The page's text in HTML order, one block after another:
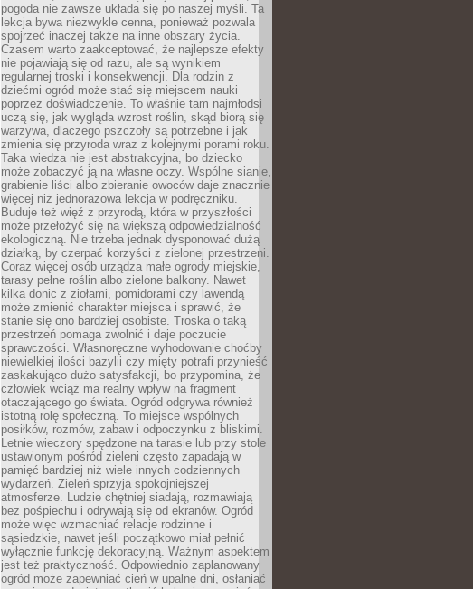
pogoda nie zawsze układa się po naszej myśli. Ta
lekcja bywa niezwykle cenna, ponieważ pozwala
spojrzeć inaczej także na inne obszary życia.
Czasem warto zaakceptować, że najlepsze efekty
nie pojawiają się od razu, ale są wynikiem
regularnej troski i konsekwencji. Dla rodzin z
dziećmi ogród może stać się miejscem nauki
poprzez doświadczenie. To właśnie tam najmłodsi
uczą się, jak wygląda wzrost roślin, skąd biorą się
warzywa, dlaczego pszczoły są potrzebne i jak
zmienia się przyroda wraz z kolejnymi porami roku.
Taka wiedza nie jest abstrakcyjna, bo dziecko
może zobaczyć ją na własne oczy. Wspólne sianie,
grabienie liści albo zbieranie owoców daje znacznie
więcej niż jednorazowa lekcja w podręczniku.
Buduje też więź z przyrodą, która w przyszłości
może przełożyć się na większą odpowiedzialność
ekologiczną. Nie trzeba jednak dysponować dużą
działką, by czerpać korzyści z zielonej przestrzeni.
Coraz więcej osób urządza małe ogrody miejskie,
tarasy pełne roślin albo zielone balkony. Nawet
kilka donic z ziołami, pomidorami czy lawendą
może zmienić charakter miejsca i sprawić, że
stanie się ono bardziej osobiste. Troska o taką
przestrzeń pomaga zwolnić i daje poczucie
sprawczości. Własnoręczne wyhodowanie choćby
niewielkiej ilości bazylii czy mięty potrafi przynieść
zaskakująco dużo satysfakcji, bo przypomina, że
człowiek wciąż ma realny wpływ na fragment
otaczającego go świata. Ogród odgrywa również
istotną rolę społeczną. To miejsce wspólnych
posiłków, rozmów, zabaw i odpoczynku z bliskimi.
Letnie wieczory spędzone na tarasie lub przy stole
ustawionym pośród zieleni często zapadają w
pamięć bardziej niż wiele innych codziennych
wydarzeń. Zieleń sprzyja spokojniejszej
atmosferze. Ludzie chętniej siadają, rozmawiają
bez pośpiechu i odrywają się od ekranów. Ogród
może więc wzmacniać relacje rodzinne i
sąsiedzkie, nawet jeśli początkowo miał pełnić
wyłącznie funkcję dekoracyjną. Ważnym aspektem
jest też praktyczność. Odpowiednio zaplanowany
ogród może zapewniać cień w upalne dni, osłaniać